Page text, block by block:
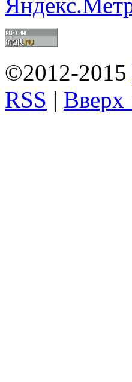
©2012-2015
RSS | Вверх